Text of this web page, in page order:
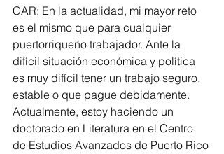
CAR: En la actualidad, mi mayor reto
es el mismo que para cualquier
puertorriqueño trabajador. Ante la
difícil situación económica y política
es muy difícil tener un trabajo seguro,
estable o que pague debidamente.
Actualmente, estoy haciendo un
doctorado en Literatura en el Centro
de Estudios Avanzados de Puerto Rico